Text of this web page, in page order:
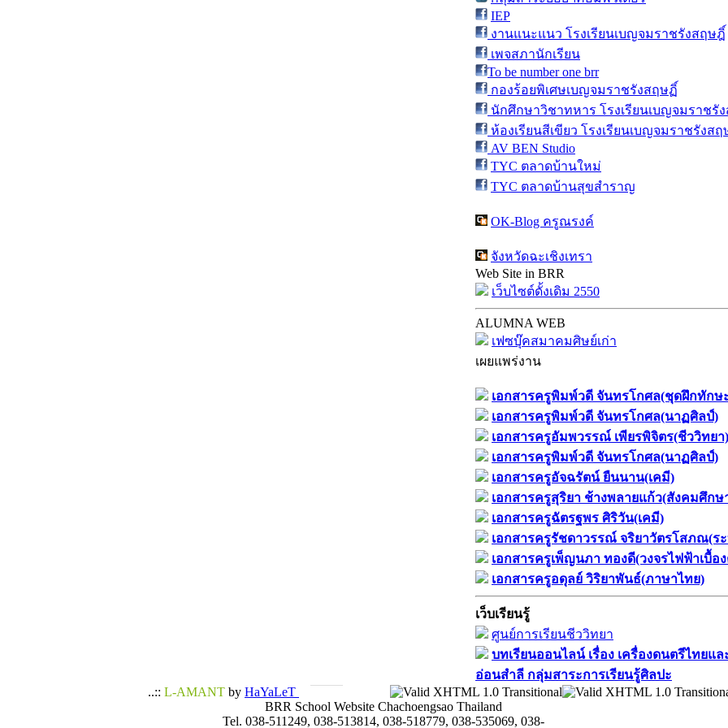
IEP
งานแนะแนว โรงเรียนเบญจมราชรังสฤษฎิ์
เพจสภานักเรียน
To be number one brr
กองร้อยพิเศษเบญจมราชรังสฤษฏิ์
นักศึกษาวิชาทหาร โรงเรียนเบญจมราชรั
ห้องเรียนสีเขียว โรงเรียนเบญจมราชรังสฤ
AV BEN Studio
TYC ตลาดบ้านใหม่
TYC ตลาดบ้านสุขสำราญ
OK-Blog ครูณรงค์
จังหวัดฉะเชิงเทรา
Web Site in BRR
เว็บไซต์ดั้งเดิม 2550
ALUMNA WEB
เฟซบุ๊คสมาคมศิษย์เก่า
เผยแพร่งาน
เอกสารครูพิมพ์วดี จันทรโกศล(ชุดฝึกทักษ
เอกสารครูพิมพ์วดี จันทรโกศล(นาฏศิลป์)
เอกสารครูอัมพวรรณ์ เพียรพิจิตร(ชีววิทยา)
เอกสารครูพิมพ์วดี จันทรโกศล(นาฏศิลป์)
เอกสารครูอัจฉรัตน์ ยืนนาน(เคมี)
เอกสารครูสุริยา ช้างพลายแก้ว(สังคมศึกษ
เอกสารครูฉัตรฐพร ศิริวัน(เคมี)
เอกสารครูรัชดาวรรณ์ จริยาวัตรโสภณ(ร
เอกสารครูเพ็ญนภา ทองดี(วงจรไฟฟ้าเบื้อ
เอกสารครูอดุลย์ วิริยาพันธ์(ภาษาไทย)
เว็บเรียนรู้
ศูนย์การเรียนชีววิทยา
บทเรียนออนไลน์​ เรื่อง​ เครื่องดนตรีไทย
อ่อนสำลี​ กลุ่มสาระการเรียนรู้ศิลปะ
..:: L-AMANT by HaYaLeT
BRR School Website Chachoengsao Thailand
Tel. 038-511249, 038-513814, 038-518779, 038-535069, 038-